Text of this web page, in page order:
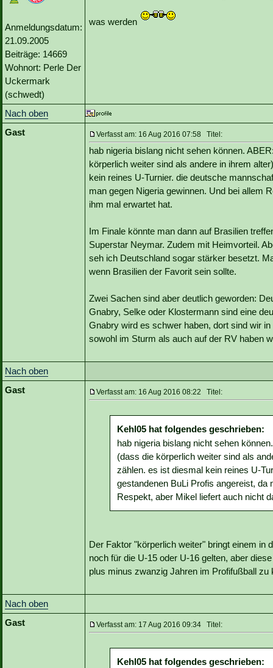
Anmeldungsdatum:
21.09.2005
Beiträge: 14669
Wohnort: Perle Der
Uckermark
(schwedt)
was werden
Nach oben
Gast
Verfasst am: 16 Aug 2016 07:58 Titel:
hab nigeria bislang nicht sehen können.
körperlich weiter sind als andere in ihrem
kein reines U-Turnier. die deutsche
man gegen Nigeria gewinnen. Und bei allem
ihm mal erwartet hat.
Im Finale könnte man dann auf Brasilien
Superstar Neymar. Zudem mit Heimvorteil.
seh ich Deutschland sogar stärker besetzt.
wenn Brasilien der Favorit sein sollte.
Zwei Sachen sind aber deutlich geworden:
Gnabry, Selke oder Klostermann sind eine
Gnabry wird es schwer haben, dort sind wir
sowohl im Sturm als auch auf der RV haben
Nach oben
Gast
Verfasst am: 16 Aug 2016 08:22 Titel:
Kehl05 hat folgendes geschrieben:
hab nigeria bislang nicht sehen
(dass die körperlich weiter sind als
zählen. es ist diesmal kein reines U-
gestandenen BuLi Profis angereist,
Respekt, aber Mikel liefert auch nicht
Der Faktor "körperlich weiter" bringt einem
noch für die U-15 oder U-16 gelten, aber
plus minus zwanzig Jahren im Profifußball zu
Nach oben
Gast
Verfasst am: 17 Aug 2016 09:34 Titel:
Kehl05 hat folgendes geschrieben: